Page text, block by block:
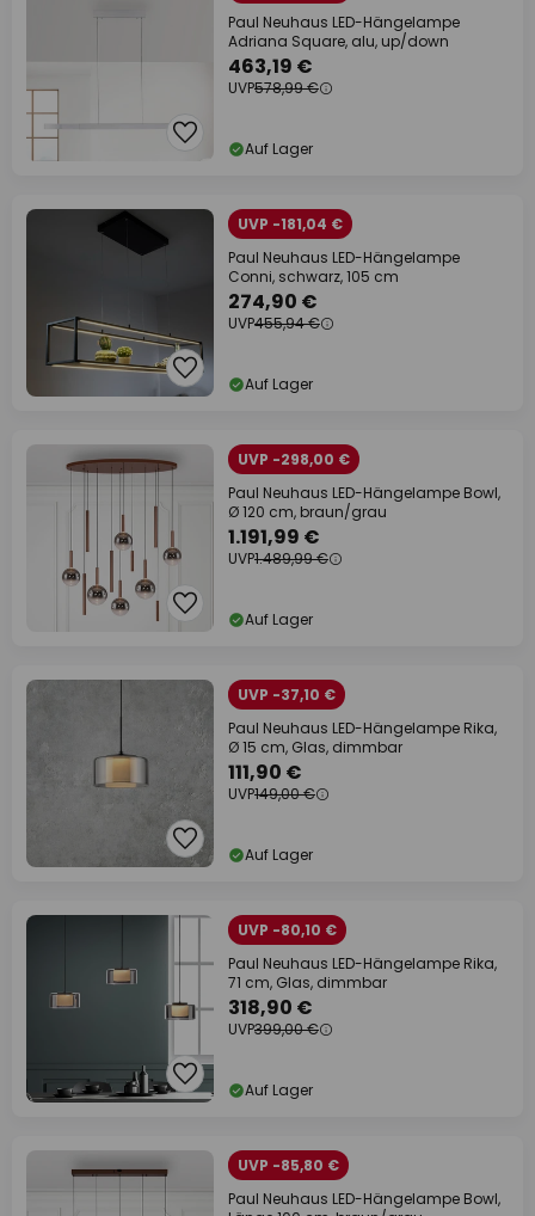
Paul Neuhaus LED-Hängelampe
Adriana Square, alu, up/down
463,19 €
UVP578,99 €
Auf Lager
UVP -181,04 €
Paul Neuhaus LED-Hängelampe
Conni, schwarz, 105 cm
274,90 €
UVP455,94 €
Auf Lager
UVP -298,00 €
Paul Neuhaus LED-Hängelampe Bowl,
Ø 120 cm, braun/grau
1.191,99 €
UVP1.489,99 €
Auf Lager
UVP -37,10 €
Paul Neuhaus LED-Hängelampe Rika,
Ø 15 cm, Glas, dimmbar
111,90 €
UVP149,00 €
Auf Lager
UVP -80,10 €
Paul Neuhaus LED-Hängelampe Rika,
71 cm, Glas, dimmbar
318,90 €
UVP399,00 €
Auf Lager
UVP -85,80 €
Paul Neuhaus LED-Hängelampe Bowl,